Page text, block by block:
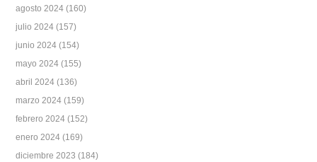
agosto 2024 (160)
julio 2024 (157)
junio 2024 (154)
mayo 2024 (155)
abril 2024 (136)
marzo 2024 (159)
febrero 2024 (152)
enero 2024 (169)
diciembre 2023 (184)